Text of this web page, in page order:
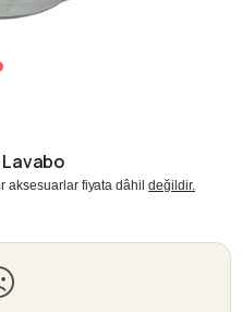
aksesuarlar fiyata dâhildeğildir.